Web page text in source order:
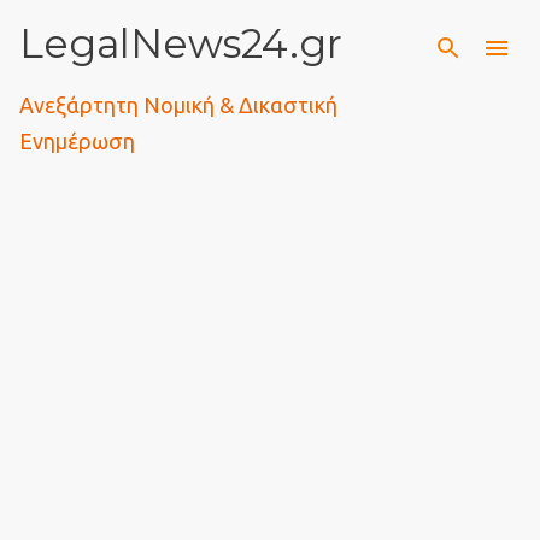
Μετάβαση στο κύριο περιεχόμενο
LegalNews24.gr
Ανεξάρτητη Νομική & Δικαστική
Ενημέρωση